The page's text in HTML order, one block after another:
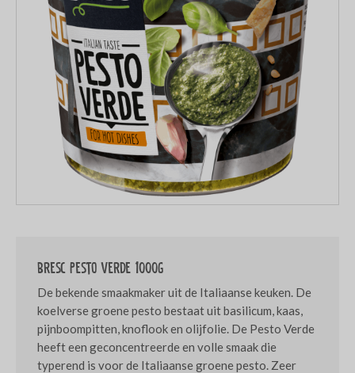
Bresc Pesto verde 1000g
De bekende smaakmaker uit de Italiaanse keuken. De
koelverse groene pesto bestaat uit basilicum, kaas,
pijnboompitten, knoflook en olijfolie. De Pesto Verde
heeft een geconcentreerde en volle smaak die
typerend is voor de Italiaanse groene pesto. Zeer